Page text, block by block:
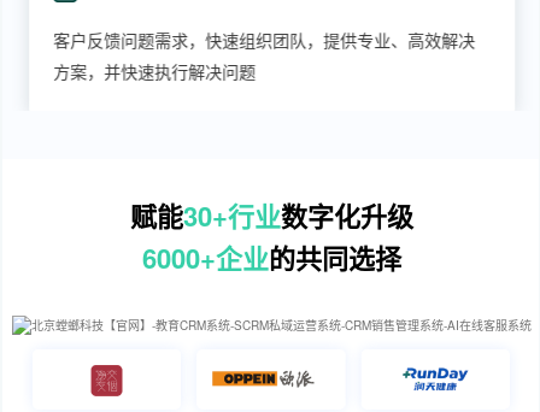
客户反馈问题需求，快速组织团队，提供专业、高效解决
方案，并快速执行解决问题
赋能30+行业数字化升级
6000+企业的共同选择